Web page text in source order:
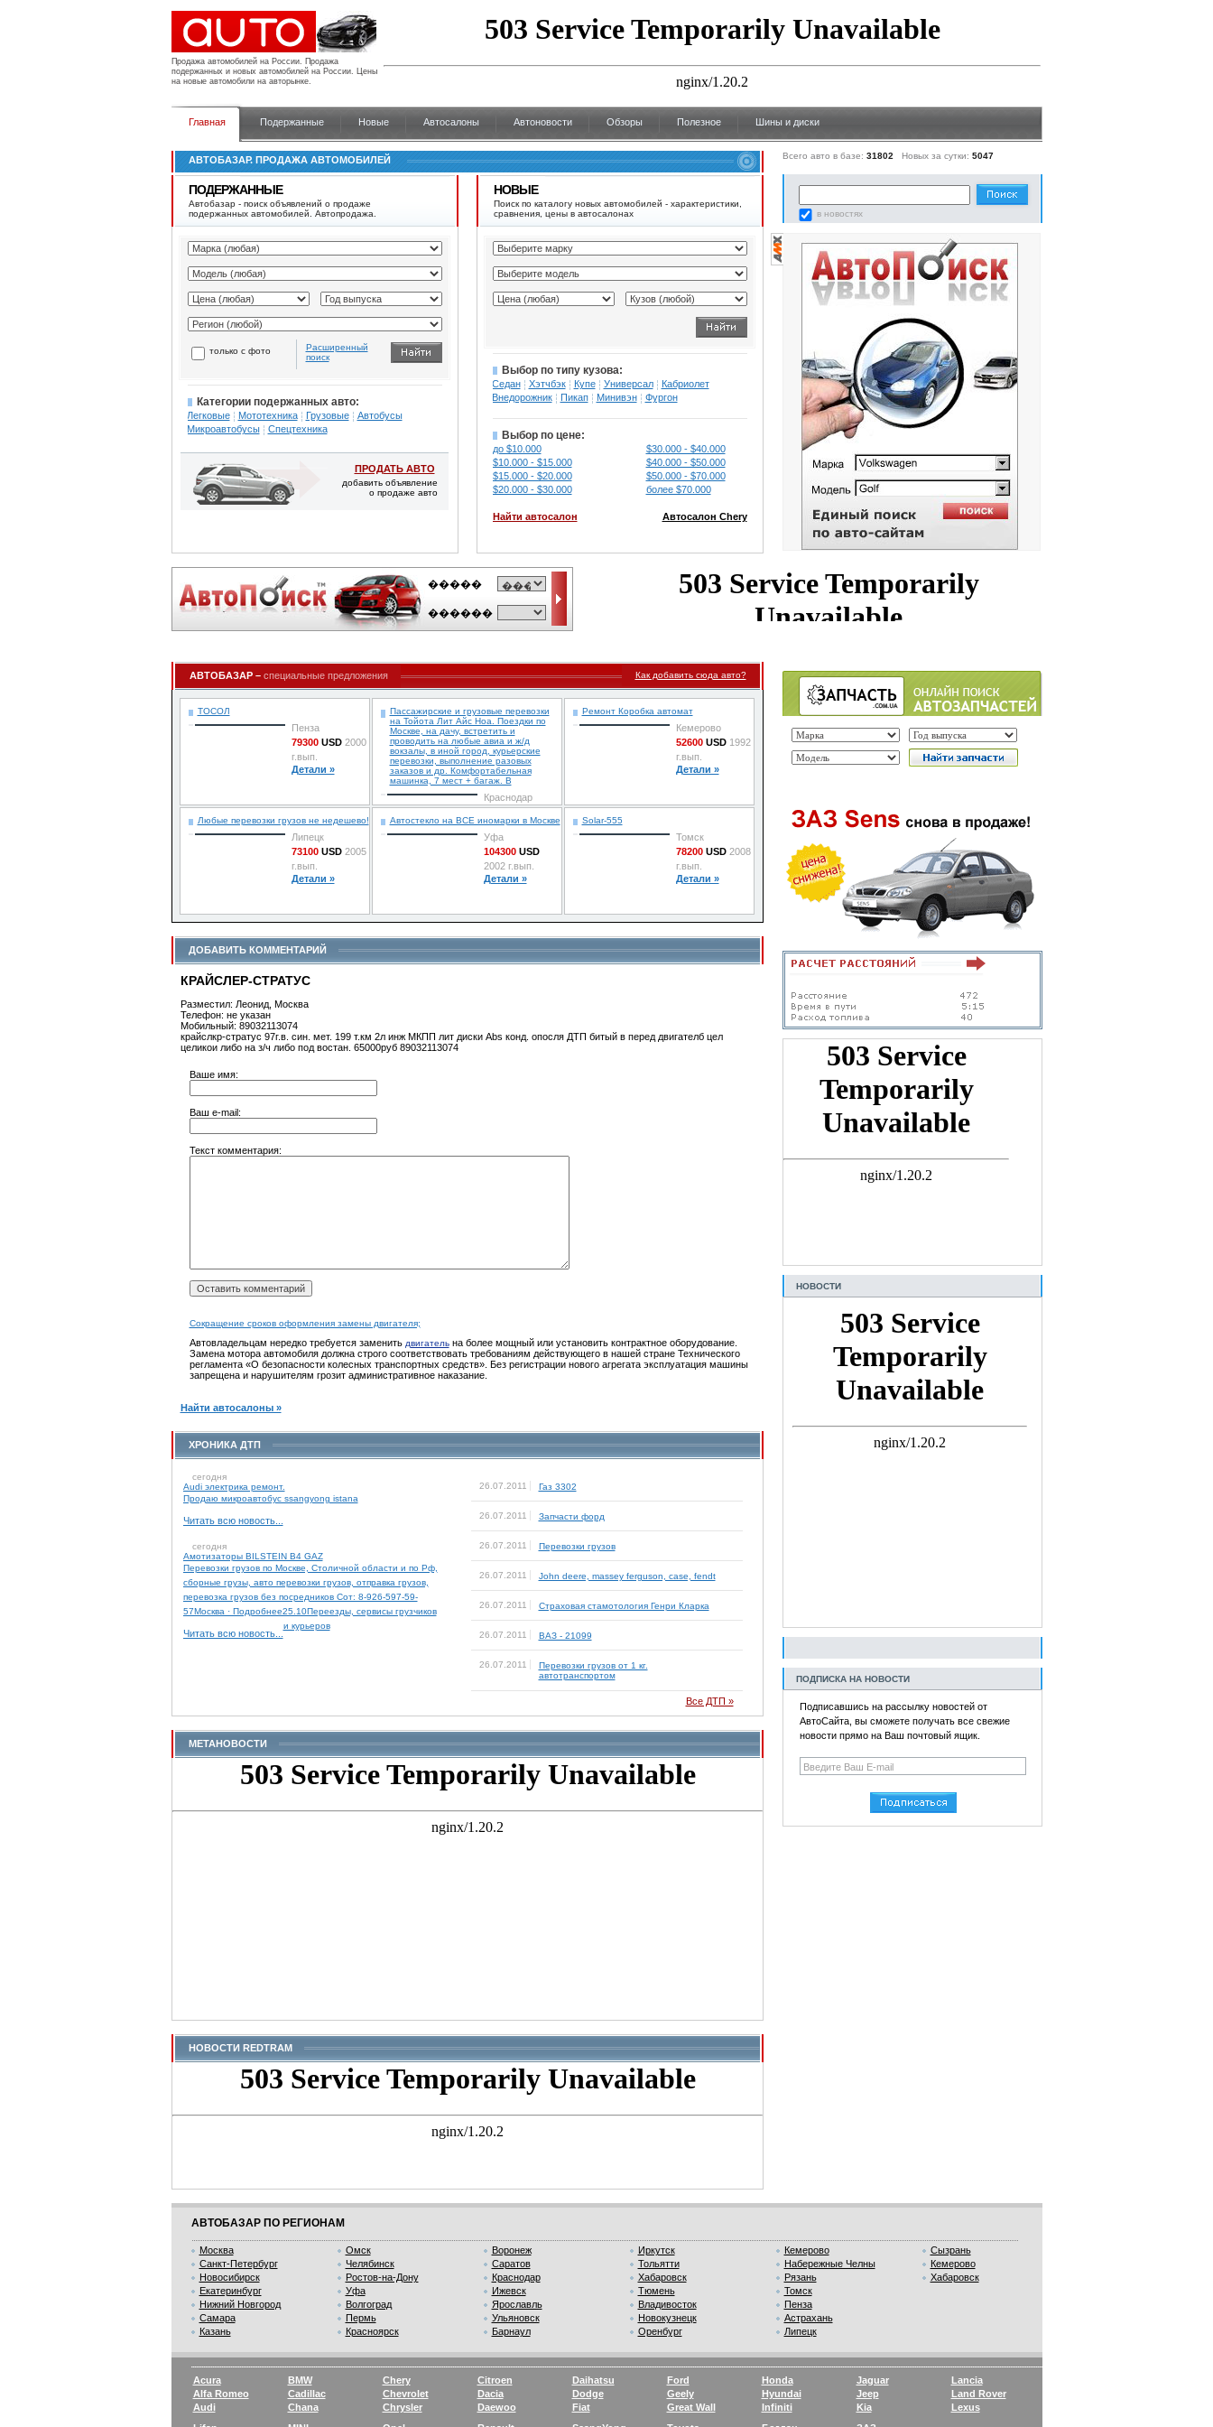
Продажа автомобилей на России. Продажа
подержанных и новых автомобилей на России. Цены
на новые автомобили на авторынке.
Главная Подержанные Новые Автосалоны Автоновости Обзоры Полезное Шины и диски
АВТОБАЗАР. ПРОДАЖА АВТОМОБИЛЕЙ
ПОДЕРЖАННЫЕ
Автобазар - поиск объявлений о продаже
подержанных автомобилей. Автопродажа.
только с фото
Расширенный
поиск
Категории подержанных авто:
Легковые Мототехника Грузовые
Автобусы
Микроавтобусы
Спецтехника
ПРОДАТЬ АВТО
добавить объявление
о продаже авто
НОВЫЕ
Поиск по каталогу новых автомобилей - характеристики,
сравнения, цены в автосалонах
Выбор по типу кузова:
Седан Хэтчбэк Купе Универсал
Кабриолет
Внедорожник
Пикап Минивэн Фургон
Выбор по цене:
до $10.000
$30.000 - $40.000
$10.000 - $15.000
$40.000 - $50.000
$15.000 - $20.000
$50.000 - $70.000
$20.000 - $30.000
более $70.000
Найти автосалон Автосалон Chery
Всего авто в базе: 31802 Новых за сутки: 5047
в новостях
АВТОБАЗАР – специальные предложения Как добавить сюда авто?
ТОСОЛ
Пенза
79300USD2000
г.вып.
Детали »
Пассажирские и грузовые перевозки
на Тойота Лит Айс Ноа. Поездки по
Москве, на дачу, встретить и
проводить на любые авиа и ж/д
вокзалы, в иной город, курьерские
перевозки, выполнение разовых
заказов и др. Комфортабельная
машинка, 7 мест + багаж. В
Краснодар
152400USD
2009 г.вып.
Детали »
Ремонт Коробка автомат
Кемерово
52600USD1992
г.вып.
Детали »
Любые перевозки грузов не недешево!
Липецк
73100USD2005
г.вып.
Детали »
Автостекло на ВСЕ иномарки в Москве
Уфа
104300USD
2002 г.вып.
Детали »
Solar-555
Томск
78200USD2008
г.вып.
Детали »
НОВОСТИ
ПОДПИСКА НА НОВОСТИ
Подписавшись на рассылку новостей от
АвтоСайта, вы сможете получать все свежие
новости прямо на Ваш почтовый ящик.
ДОБАВИТЬ КОММЕНТАРИЙ
КРАЙСЛЕР-СТРАТУС
Разместил: Леонид, Москва
Телефон: не указан
Мобильный: 89032113074
крайслкр-стратус 97г.в. син. мет. 199 т.км 2л инж МКПП лит диски Abs конд. опосля ДТП битый в перед двигателб цел
целикои либо на з/ч либо под востан. 65000руб 89032113074
Ваше имя:
Ваш e-mail:
Текст комментария:
Сокращение сроков оформления замены двигателя;
Автовладельцам нередко требуется заменить двигательна более мощный или установить контрактное оборудование.
Замена мотора автомобиля должна строго соответствовать требованиям действующего в нашей стране Технического
регламента «О безопасности колесных транспортных средств». Без регистрации нового агрегата эксплуатация машины
запрещена и нарушителям грозит административное наказание.
Найти автосалоны »
ХРОНИКА ДТП
сегодня
Audi электрика ремонт.
Продаю микроавтобус ssangyong istana
Читать всю новость...
сегодня
Амотизаторы BILSTEIN B4 GAZ
Перевозки грузов по Москве, Столичной области и по Рф,
сборные грузы, авто перевозки грузов, отправка грузов,
перевозка грузов без посредников Сот: 8-926-597-59-
57Москва · Подробнее25.10Переезды, сервисы грузчиков
и курьеров
Читать всю новость...
26.07.2011 Газ 3302
26.07.2011 Запчасти форд
26.07.2011 Перевозки грузов
26.07.2011 John deere, massey ferguson, case, fendt
26.07.2011 Страховая стамотология Генри Кларка
26.07.2011 ВАЗ - 21099
26.07.2011 Перевозки грузов от 1 кг.
автотранспортом
Все ДТП »
МЕТАНОВОСТИ
НОВОСТИ REDTRAM
АВТОБАЗАР ПО РЕГИОНАМ
Москва
Санкт-Петербург
Новосибирск
Екатеринбург
Нижний Новгород
Самара
Казань
Омск
Челябинск
Ростов-на-Дону
Уфа
Волгоград
Пермь
Красноярск
Воронеж
Саратов
Краснодар
Ижевск
Ярославль
Ульяновск
Барнаул
Иркутск
Тольятти
Хабаровск
Тюмень
Владивосток
Новокузнецк
Оренбург
Кемерово
Набережные Челны
Рязань
Томск
Пенза
Астрахань
Липецк
Сызрань
Кемерово
Хабаровск
Acura
Alfa Romeo
Audi
BMW
Cadillac
Chana
Chery
Chevrolet
Chrysler
Citroen
Dacia
Daewoo
Daihatsu
Dodge
Fiat
Ford
Geely
Great Wall
Honda
Hyundai
Infiniti
Jaguar
Jeep
Kia
Lancia
Land Rover
Lexus